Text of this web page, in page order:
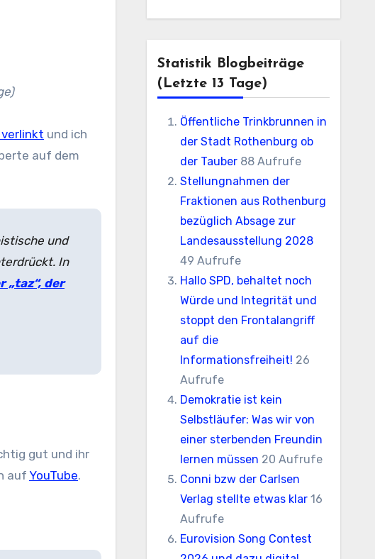
und ich
auf dem
und
In
„taz“, der
gut und ihr
auf YouTube.
Statistik Blogbeiträge
(letzte 13 Tage)
Öffentliche Trinkbrunnen in
der Stadt Rothenburg ob
der Tauber 88 Aufrufe
Stellungnahmen der
Fraktionen aus Rothenburg
bezüglich Absage zur
Landesausstellung 2028
49 Aufrufe
Hallo SPD, behaltet noch
Würde und Integrität und
stoppt den Frontalangriff
auf die
Informationsfreiheit! 26
Aufrufe
Demokratie ist kein
Selbstläufer: Was wir von
einer sterbenden Freundin
lernen müssen 20 Aufrufe
Conni bzw der Carlsen
Verlag stellte etwas klar 16
Aufrufe
Eurovision Song Contest